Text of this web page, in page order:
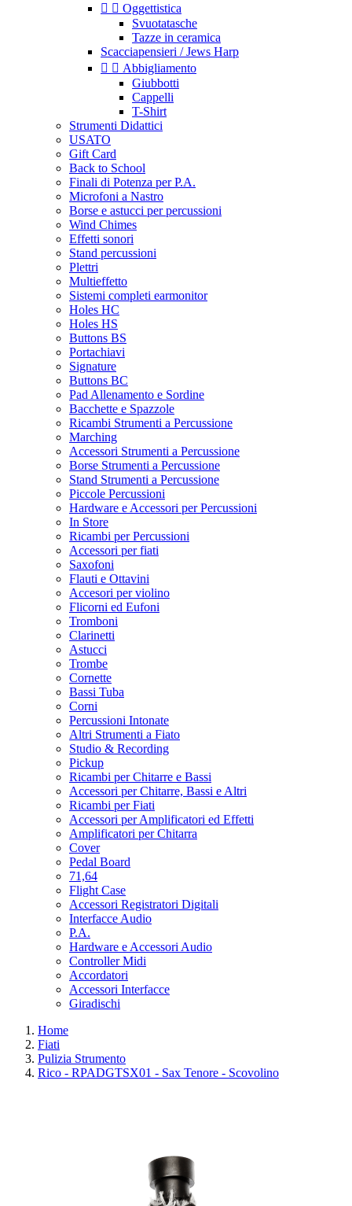
  Oggettistica
Svuotatasche
Tazze in ceramica
Scacciapensieri / Jews Harp
  Abbigliamento
Giubbotti
Cappelli
T-Shirt
Strumenti Didattici
USATO
Gift Card
Back to School
Finali di Potenza per P.A.
Microfoni a Nastro
Borse e astucci per percussioni
Wind Chimes
Effetti sonori
Stand percussioni
Plettri
Multieffetto
Sistemi completi earmonitor
Holes HC
Holes HS
Buttons BS
Portachiavi
Signature
Buttons BC
Pad Allenamento e Sordine
Bacchette e Spazzole
Ricambi Strumenti a Percussione
Marching
Accessori Strumenti a Percussione
Borse Strumenti a Percussione
Stand Strumenti a Percussione
Piccole Percussioni
Hardware e Accessori per Percussioni
In Store
Ricambi per Percussioni
Accessori per fiati
Saxofoni
Flauti e Ottavini
Accesori per violino
Flicorni ed Eufoni
Tromboni
Clarinetti
Astucci
Trombe
Cornette
Bassi Tuba
Corni
Percussioni Intonate
Altri Strumenti a Fiato
Studio & Recording
Pickup
Ricambi per Chitarre e Bassi
Accessori per Chitarre, Bassi e Altri
Ricambi per Fiati
Accessori per Amplificatori ed Effetti
Amplificatori per Chitarra
Cover
Pedal Board
71,64
Flight Case
Accessori Registratori Digitali
Interfacce Audio
P.A.
Hardware e Accessori Audio
Controller Midi
Accordatori
Accessori Interfacce
Giradischi
Home
Fiati
Pulizia Strumento
Rico - RPADGTSX01 - Sax Tenore - Scovolino